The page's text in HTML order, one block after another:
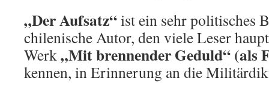
„Der Aufsatz“ist ein sehr politisches
chilenische Autor, den viele Leser
Werk„Mitbrennender Geduld“ (als
kennen, in Erinnerung an die